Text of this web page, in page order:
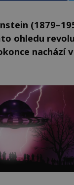
ohledu
nachází